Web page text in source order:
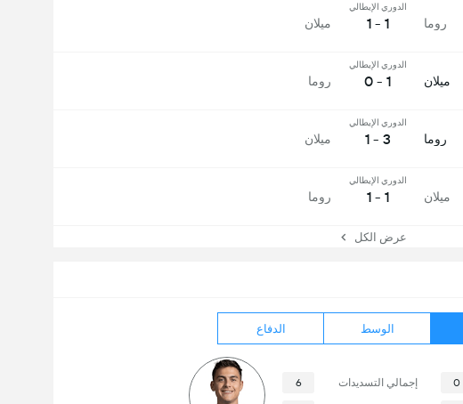
الوسط الدفاع
0 إجمالي التسديدات 6
روما
الدوري الإيطالي
1 - 1 ميلان
ميلان
الدوري الإيطالي
1 - 0 روما
روما
الدوري الإيطالي
3 - 1 ميلان
ميلان
الدوري الإيطالي
1 - 1 روما
عرض الكل